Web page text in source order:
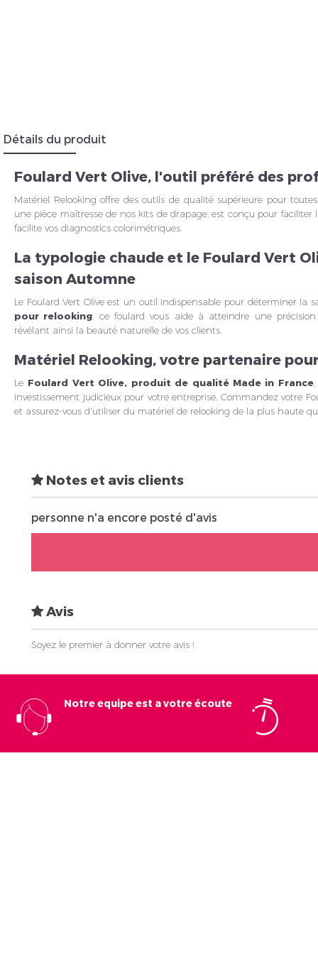
Détails du produit
Foulard Vert Olive, l'outil préféré des
Matériel Relooking offre des outils de qualité supérieure pour
une pièce maîtresse de nos kits de drapage , est conçu pour
facilite vos diagnostics colorimétriques.
La typologie chaude et le Foulard Vert
saison Automne
Le Foulard Vert Olive est un outil indispensable pour déterminer la
pour relooking , ce foulard vous aide à atteindre une
révélant ainsi la beauté naturelle de vos clients.
Matériel Relooking, votre partenaire
Le Foulard Vert Olive, produit de qualité Made in France
investissement judicieux pour votre entreprise. Commandez votre
et assurez-vous d'utiliser du matériel de relooking de la plus haute
Notes et avis clients
personne n'a encore posté d'avis
Avis
Soyez le premier à donner votre avis !
Notre equipe est a votre écoute